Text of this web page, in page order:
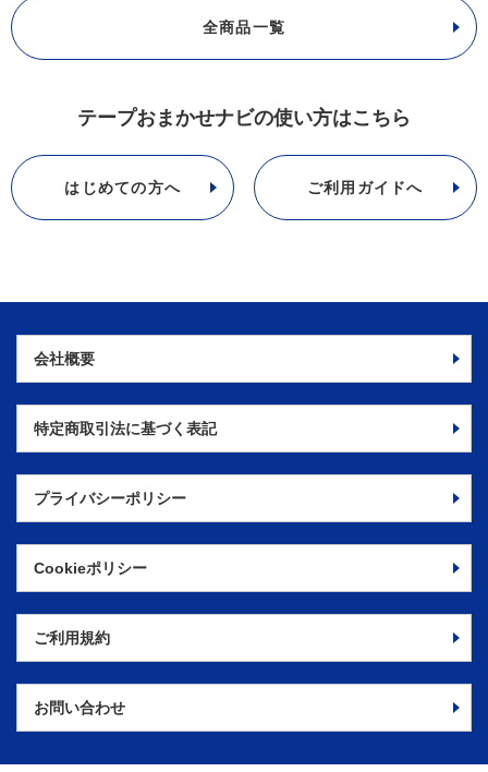
全商品一覧
テープおまかせナビの使い方はこちら
はじめての方へ ご利用ガイドへ
会社概要
特定商取引法に基づく表記
プライバシーポリシー
Cookieポリシー
ご利用規約
お問い合わせ